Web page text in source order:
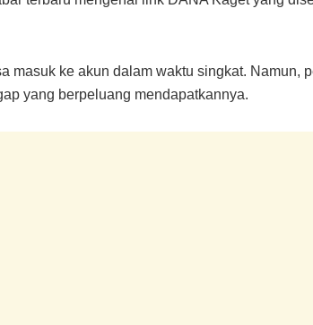
ke akun dalam waktu singkat. Namun,
yang berpeluang mendapatkannya.